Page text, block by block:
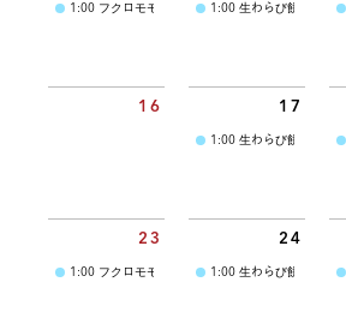
1:00 フクロモモンガ研究所1:00 生わらび餅｢絹空｣-
16 17
1:00 生わらび餅｢絹空｣-
23
1:00 フクロモモンガ研究所
24
1:00 生わらび餅｢絹空｣-